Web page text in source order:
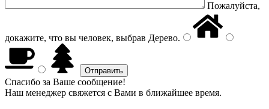
Пожалуйста,
докажите, что вы человек, выбрав Дерево.
Спасибо за Ваше сообщение!
Наш менеджер свяжется с Вами в ближайшее время.